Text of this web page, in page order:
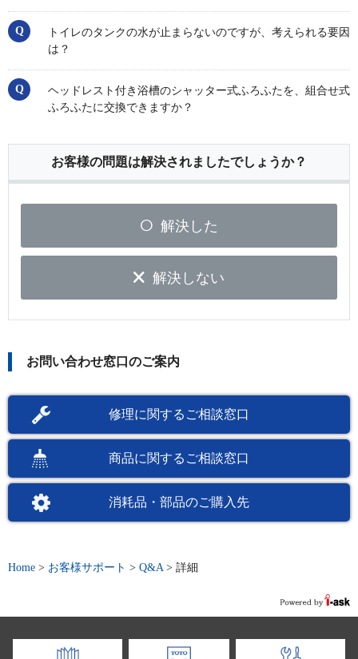
トイレのタンクの水が止まらないのですが、考えられる要因
は？
ヘッドレスト付き浴槽のシャッター式ふろふたを、組合せ式
ふろふたに交換できますか？
お客様の問題は解決されましたでしょうか？
解決した
解決しない
お問い合わせ窓口のご案内
修理に関するご相談窓口
商品に関するご相談窓口
消耗品・部品のご購入先
Home > お客様サポート > Q&A > 詳細